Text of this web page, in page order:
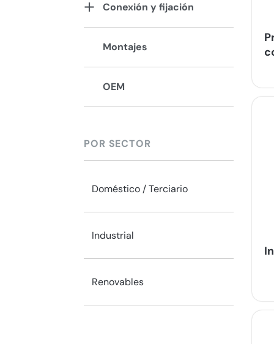
Conexión y fijación
Montajes
OEM
POR SECTOR
Doméstico / Terciario
Industrial
Renovables